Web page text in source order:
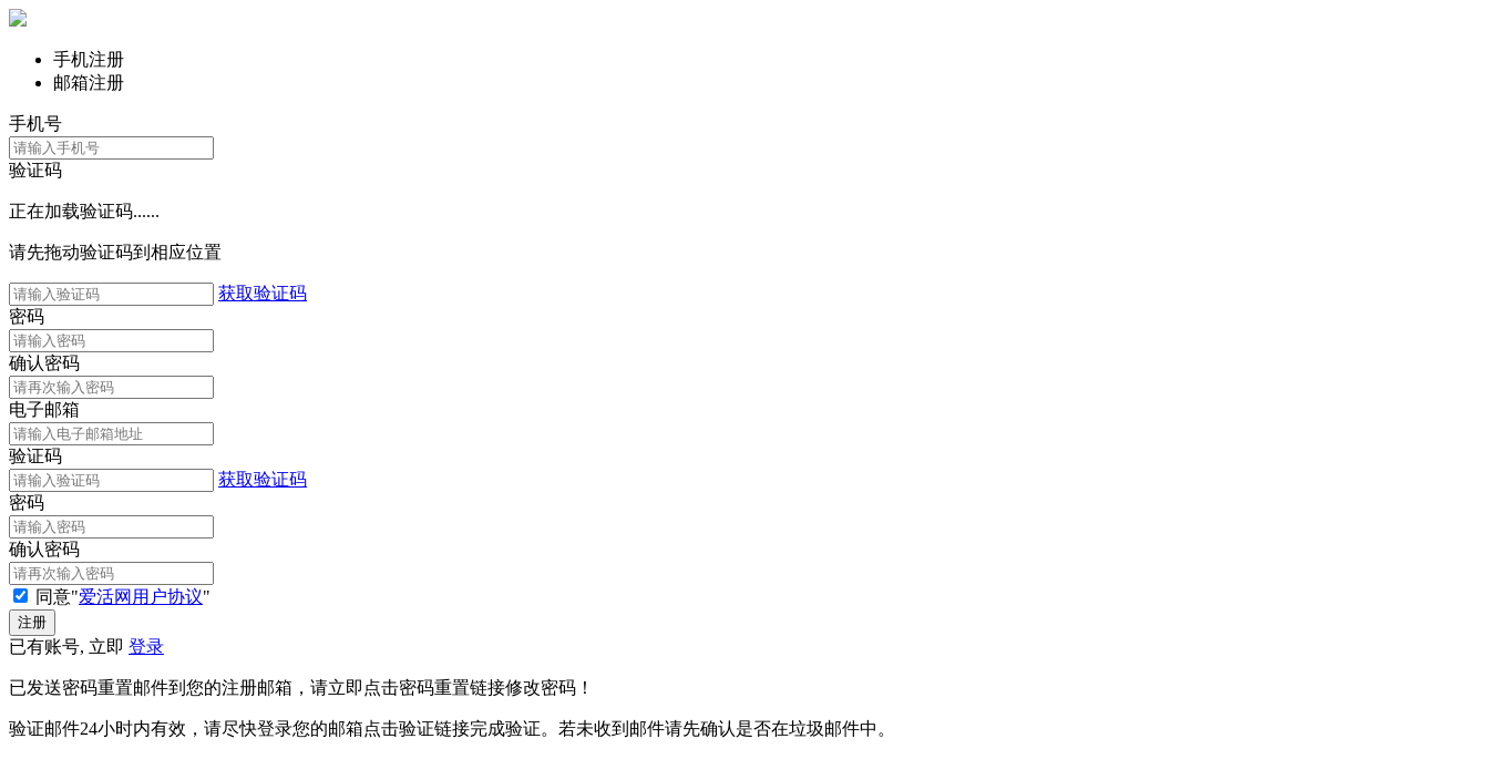
手机注册
邮箱注册
手机号
验证码
正在加载验证码......
请先拖动验证码到相应位置
获取验证码
密码
确认密码
电子邮箱
验证码
获取验证码
密码
确认密码
同意"爱活网用户协议"
已有账号, 立即 登录
已发送密码重置邮件到您的注册邮箱，请立即点击密码重置链接修改密码！
验证邮件24小时内有效，请尽快登录您的邮箱点击验证链接完成验证。若未收到邮件请先确认是否在垃圾邮件中。